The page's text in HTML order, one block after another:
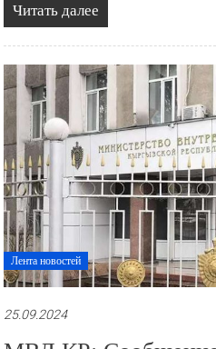
Читать далее
Лента новостей
25.09.2024